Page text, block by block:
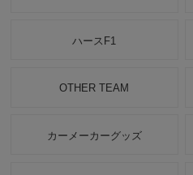
ハースF1
OTHER TEAM
カーメーカーグッズ